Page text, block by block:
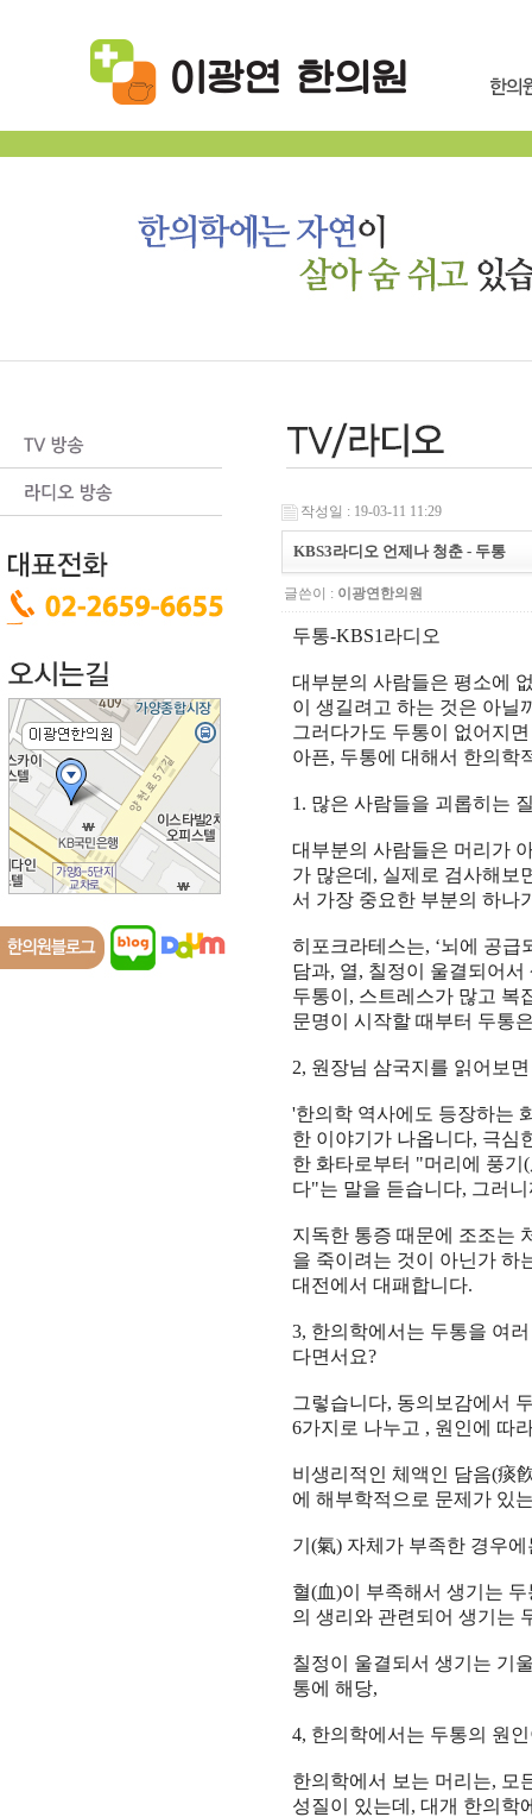
작성일 : 19-03-11 11:29
KBS3라디오 언제나 청춘 - 두통
글쓴이 : 이광연한의원
두통-KBS1 라디오
대부분의 사람들은 평소에
이 생길려고 하는 것은 아닐
그러다가도 두통이 없어지
아픈, 두통에 대해서 한의학
1. 많은 사람들을 괴롭히는
대부분의 사람들은 머리가
가 많은데 , 실제로 검사해보
서 가장 중요한 부분의 하나
히포크라테스는, ‘뇌에 공급
담과, 열, 칠정이 울결되어
두통이 , 스트레스가 많고 복
문명이 시작할 때부터 두통
2, 원장님 삼국지를 읽어보
'한의학 역사에도 등장하는
한 이야기가 나옵니다, 극심
한 화타로부터 "머리에 풍기(
다"는 말을 듣습니다, 그러
지독한 통증 때문에 조조는
을 죽이려는 것이 아닌가 하
대전에서 대패합니다.
3, 한의학에서는 두통을 여
다면서요?
그렇습니다, 동의보감에서
6가지로 나누고 , 원인에 따
비생리적인 체액인 담음(痰
에 해부학적으로 문제가 있
기(氣) 자체가 부족한 경우
혈(血)이 부족해서 생기는
의 생리와 관련되어 생기는
칠정이 울결되서 생기는 기
통에 해당,
4, 한의학에서는 두통의 원
한의학에서 보는 머리는, 모
성질이 있는데 ,대개 한의학